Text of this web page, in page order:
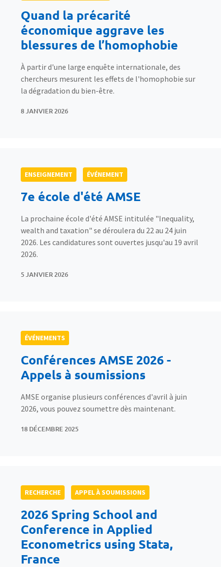
Quand la précarité
économique aggrave les
blessures de l’homophobie
À partir d'une large enquête internationale, des
chercheurs mesurent les effets de l'homophobie sur
la dégradation du bien-être.
8 JANVIER 2026
ENSEIGNEMENT ÉVÉNEMENT
7e école d'été AMSE
La prochaine école d'été AMSE intitulée "Inequality,
wealth and taxation" se déroulera du 22 au 24 juin
2026. Les candidatures sont ouvertes jusqu'au 19 avril
2026.
5 JANVIER 2026
ÉVÉNEMENTS
Conférences AMSE 2026 -
Appels à soumissions
AMSE organise plusieurs conférences d'avril à juin
2026, vous pouvez soumettre dès maintenant.
18 DÉCEMBRE 2025
RECHERCHE APPEL À SOUMISSIONS
2026 Spring School and
Conference in Applied
Econometrics using Stata,
France